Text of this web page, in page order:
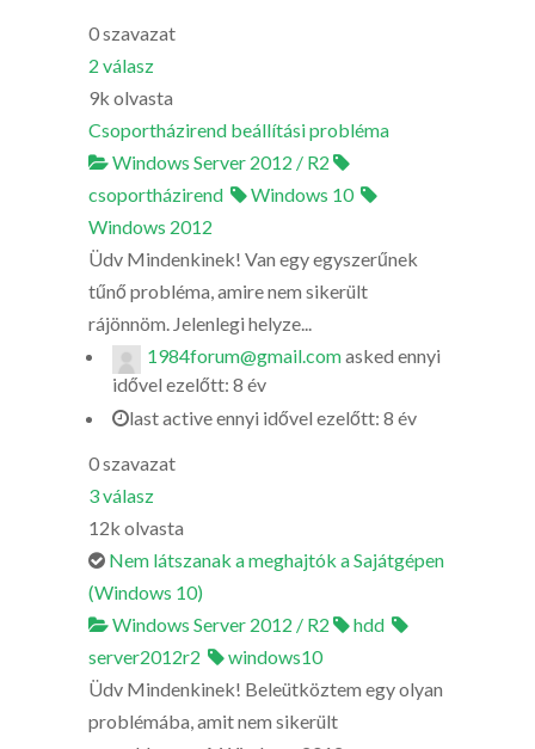
0szavazat
2 válasz
9k olvasta
Csoportházirend beállítási probléma
Windows Server 2012 / R2
csoportházirend
Windows 10
Windows 2012
Üdv Mindenkinek! Van egy egyszerűnek
tűnő probléma, amire nem sikerült
rájönnöm. Jelenlegi helyze...
1984forum@gmail.comasked ennyi
idővel ezelőtt: 8 év
last active ennyi idővel ezelőtt: 8 év
0szavazat
3válasz
12k olvasta
Nem látszanak a meghajtók a Sajátgépen
(Windows 10)
Windows Server 2012 / R2
hdd
server2012r2
windows10
Üdv Mindenkinek! Beleütköztem egy olyan
problémába, amit nem sikerült